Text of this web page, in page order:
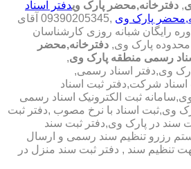
, دفترخانه,محضر پارک ویدفتر اسناد
پارک وی
,09390205345 آقای
رايگان شبانه روزی کارشناسان
پارک وی, دفترخانه,محضر
رسمی منطقه پارک وی,
وی,دفتر اسناد رسمی,
شرکت,دفتر ثبت اسناد
وی,سامانه ثبت الکترونیک اسناد رسمی
وی,ثبت اسناد با نرخ مصوب ,دفتر ثبت
سند در پارک وی,دفتر ثبت سند
رزرو تنظیم سند رسمی و ارسال
تنظیم سند , دفتر ثبت سند منزل در